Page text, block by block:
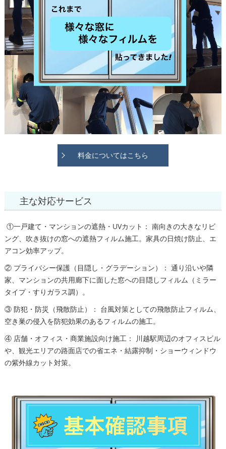
料金についてはこちら
主な対応サービス
①一戸建て・マンションの遮熱・UVカット： 南向きの大きなリビ
ング、吹き抜けの窓への遮熱フィルム施工。家具の日焼け防止、エ
アコン効率アップ。
② プライバシー保護（目隠し・グラデーション）： 通り沿いや隣
家、マンションの共用廊下に面した窓への目隠しフィルム（ミラー
タイプ・すりガラス調）。
③ 防犯・防災（飛散防止）： 台風対策としての飛散防止フィルム、
空き巣の侵入を防犯効果のあるフィルムの施工。
④ 店舗・オフィス・商業施設向け施工： 川越駅周辺のオフィスビル
や、観光エリアの路面店での省エネ・結露抑制・ショーウィンドウ
の紫外線カット対策。